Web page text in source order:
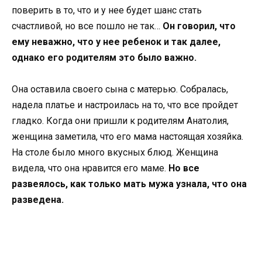
поверить в то, что и у нее будет шанс стать
счастливой, но все пошло не так… Он говорил, что
ему неважно, что у нее ребенок и так далее,
однако его родителям это было важно.
Она оставила своего сына с матерью. Собралась,
надела платье и настроилась на то, что все пройдет
гладко. Когда они пришли к родителям Анатолия,
женщина заметила, что его мама настоящая хозяйка.
На столе было много вкусных блюд. Женщина
видела, что она нравится его маме. Но все
развеялось, как только мать мужа узнала, что она
разведена.